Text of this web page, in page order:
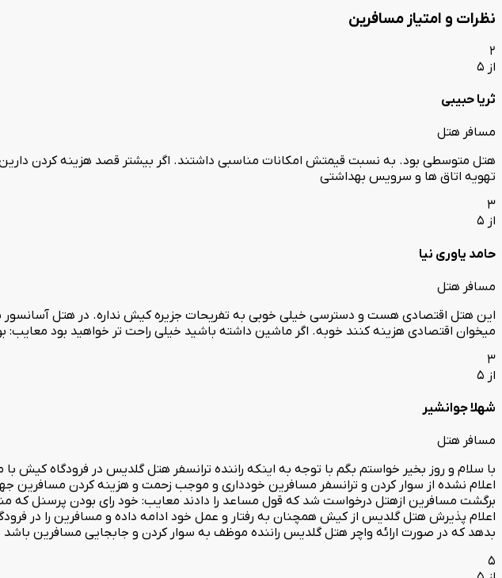
نظرات و امتیاز مسافرین
2
از 5
ثریا حبیبی
مسافر هتل
هتل متوسطی بود. به نسبت قیمتش امکانات مناسبی داشتند. اگر بیشتر قصد هزینه کردن
تهویه اتاق ها و سرویس بهداشتی
3
از 5
حامد یاوری نیا
مسافر هتل
این هتل اقتصادی هست و دسترسی خیلی خوبی به تفریحات جزیره کیش نداره. در هتل آسانسور
میخوان اقتصادی هزینه کنند خوبه. اگر ماشین داشته باشید خیلی راحت تر خواهید بود
3
از 5
شهلا جوانشیر
مسافر هتل
با سلام و روز بخیر خواستم بگم با توجه به اینکه راننده ترانسفر هتل گلدیس در فرودگاه کیش
اعلام نشده از سوار کردن و ترانسفر مسافرین خودداری و موجب زحمت و هزینه کردن مسافرین جهت
برگشت مسافرین ازهتل درخواست شد که قول مساعد را دادند معایب: خود رای بودن پرسنل که
اعلام پذیرش هتل گلدیس از کیش همچنان به رفتار و عمل خود ادامه داده و مسافرین را در
بدهد که در صورت ارائه واچر هتل گلدیس راننده موظف به سوار کردن و جابجایی مسافرین باشد
5